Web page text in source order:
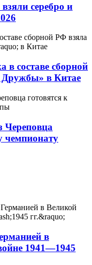
серебро и
в составе сборной
в Китае
Череповца
чемпионату
в
1941—1945